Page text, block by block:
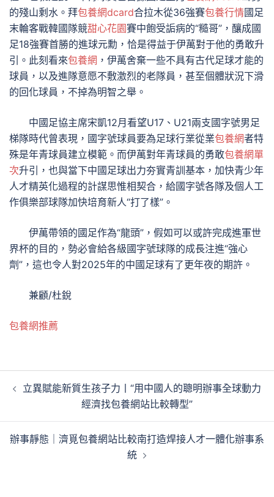
的殘山剩水。拜包養網dcard合拉木從36強賽包養行情國足
末輪客戰韓國隊競甜心花園賽中飽受詬病的“糙哥”，釀成國
足18強賽首勝的進球元勳，恰是得益于伊萬對于他的勇敢升
引。此刻看來包養網 ，伊萬舍棄一些不具有古代足球才能的
球員，以及進隊意愿不敷激烈的老隊員，甚至個體狀況下滑
的回化球員，不掉為明智之舉。
中國足協主席宋凱12月看望U17、U21兩支國字號男足
梯隊時代曾表現，國字號球員要為足球行業從業包養網者特
殊是年青球員建立模範。而伊萬對年青球員的勇敢包養網單
次升引，也與當下中國足球出力夯實青訓基本，加快青少年
人才精英化過程的計謀思惟相契合，給國字號各隊及個人工
作俱樂部球隊加快培育新人“打了樣”。
伊萬帶領的國足作為“龍頭”，假如可以或許完成進軍世
界杯的目的，勢必會給各級國字號球隊的成長注進“強心
劑”，這也令人對2025年的中國足球有了更年夜的期許。
兼顧/杜銳
包養網推薦
章
覽
立異賦能新質生孩子力丨“用中國人的聰明辦事全球動力
經濟找包養網站比較轉型”
辦事靜態｜濟覓包養網站比較南打造焊接人才一體化辦事系
統